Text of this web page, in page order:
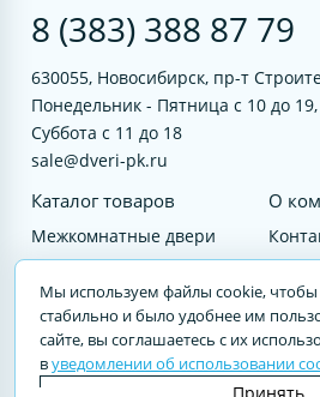
8 (383) 388 87 79
630055, Новосибирск, пр-т
Понедельник - Пятница с 10 до 19,
Суббота с 11 до 18
sale@dveri-pk.ru
Каталог товаров
Межкомнатные двери
Входные двери
Услуги
О
© 2023 DVERI-PK.RU Авторские права
воспроизведение материалов cайта без
Мы используем файлы cookie, чтобы
стабильно и было удобнее им
сайте, вы соглашаетесь с их
вуведомлении об использовании